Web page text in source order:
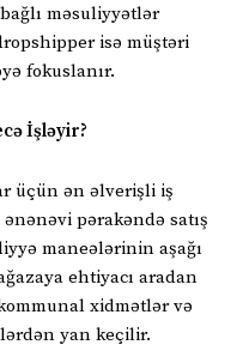
məsuliyyətlər
isə müştəri
fokuslanır.
İşləyir?
üçün ən əlverişli iş
pərakəndə satış
maneələrinin aşağı
ehtiyacı aradan
xidmətlər və
yan keçilir.